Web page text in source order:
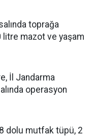
toprağa
mazot ve yaşam
İl Jandarma
operasyon
dolu mutfak tüpü, 2